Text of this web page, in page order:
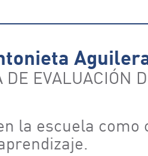
DE EVALUACIÓN
la escuela